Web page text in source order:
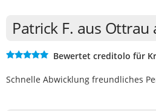
Patrick F. aus Ottrau
Bewertet creditolo für
Schnelle Abwicklung freundliches